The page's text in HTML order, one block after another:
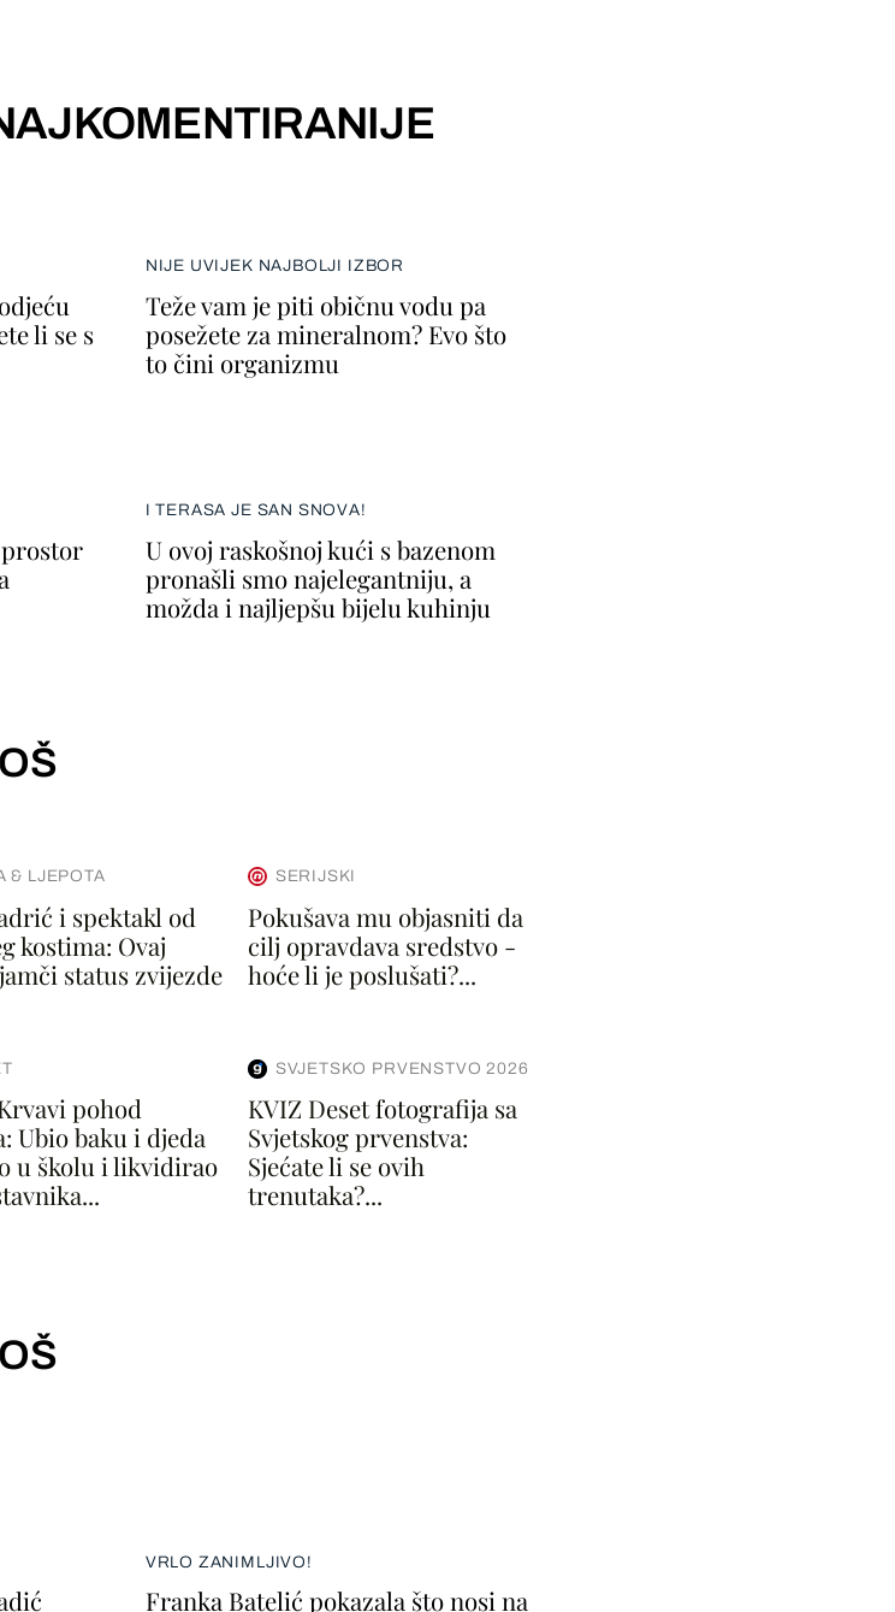
li se s
NIJE UVIJEK NAJBOLJI IZBOR
Teže vam je piti običnu vodu pa
posežete za mineralnom? Evo što
to čini organizmu
I TERASA JE SAN SNOVA!
U ovoj raskošnoj kući s bazenom
pronašli smo najelegantniju, a
možda i najljepšu bijelu kuhinju
& LJEPOTA
i spektakl od
kostima: Ovaj
status zvijezde
SERIJSKI
Pokušava mu objasniti da
cilj opravdava sredstvo -
hoće li je poslušati?...
pohod
Ubio baku i djeda
u školu i likvidirao
SVJETSKO PRVENSTVO 2026
KVIZ Deset fotografija sa
Svjetskog prvenstva:
Sjećate li se ovih
trenutaka?...
VRLO ZANIMLJIVO!
Franka Batelić pokazala što nosi na